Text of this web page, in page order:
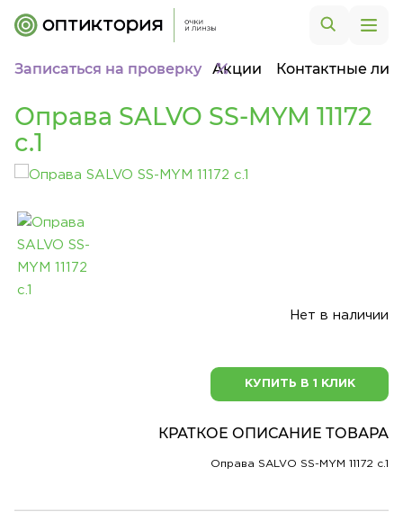
Записаться на проверку Акции Контактные
Оправа SALVO SS-MYM 11172
c.1
Нет в наличии
КУПИТЬ В 1 КЛИК
КРАТКОЕ ОПИСАНИЕ ТОВАРА
Оправа SALVO SS-MYM 11172 c.1